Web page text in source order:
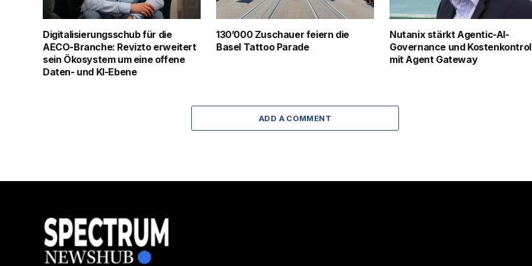
Digitalisierungsschub für die
AECO-Branche: Revizto erweitert
sein Ökosystem um eine offene
Daten- und KI-Ebene
130’000 Zuschauer feiern die
Basel Tattoo Parade
Nutanix stärkt Agentic-AI-
Governance und
mit Agent Gateway
ADD A COMMENT